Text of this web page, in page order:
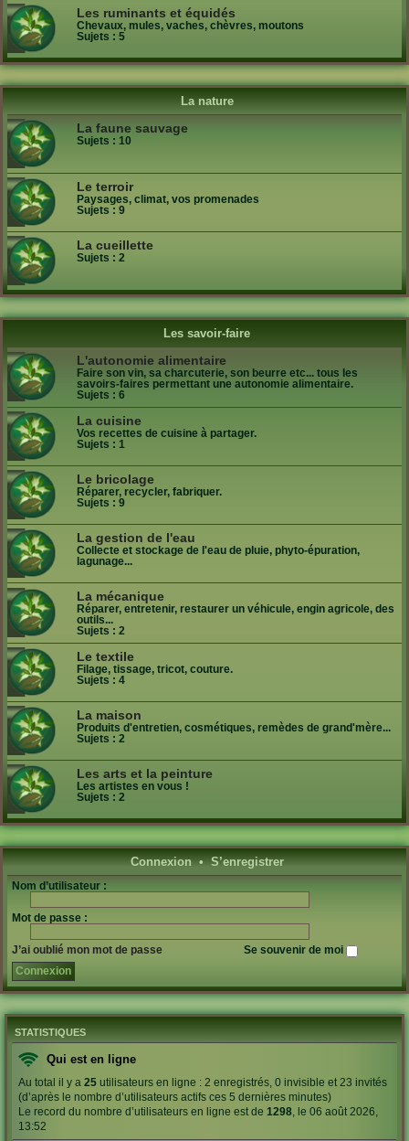
Les ruminants et équidés
Chevaux, mules, vaches, chèvres, moutons
Sujets : 5
La nature
La faune sauvage
Sujets : 10
Le terroir
Paysages, climat, vos promenades
Sujets : 9
La cueillette
Sujets : 2
Les savoir-faire
L'autonomie alimentaire
Faire son vin, sa charcuterie, son beurre etc... tous les
savoirs-faires permettant une autonomie alimentaire.
Sujets : 6
La cuisine
Vos recettes de cuisine à partager.
Sujets : 1
Le bricolage
Réparer, recycler, fabriquer.
Sujets : 9
La gestion de l'eau
Collecte et stockage de l'eau de pluie, phyto-épuration,
lagunage...
La mécanique
Réparer, entretenir, restaurer un véhicule, engin agricole, des
outils...
Sujets : 2
Le textile
Filage, tissage, tricot, couture.
Sujets : 4
La maison
Produits d'entretien, cosmétiques, remèdes de grand'mère...
Sujets : 2
Les arts et la peinture
Les artistes en vous !
Sujets : 2
Connexion•S’enregistrer
Nom d’utilisateur :
Mot de passe :
J’ai oublié mon mot de passe Se souvenir de moi
STATISTIQUES
Qui est en ligne
Au total il y a 25 utilisateurs en ligne : 2 enregistrés, 0 invisible et 23 invités
(d’après le nombre d’utilisateurs actifs ces 5 dernières minutes)
Le record du nombre d’utilisateurs en ligne est de 1298 , le 06 août 2026,
13:52